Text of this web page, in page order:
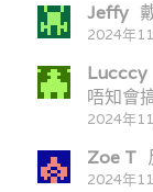
Jeffy
2024年
Lucccy
唔知會
2024年
Zoe T
2024年